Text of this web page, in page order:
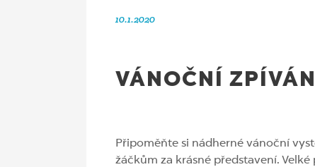
10.1.2020
VÁNOČNÍ
Připoměňte si nádherné vánoční
žáčkům za krásné představení.